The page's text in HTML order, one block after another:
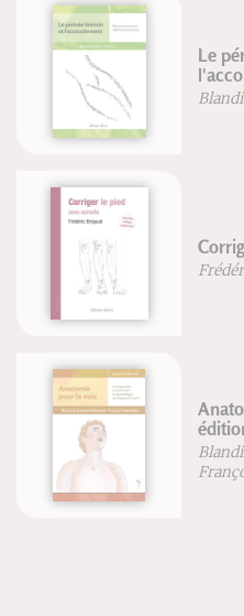
féminin et
Calais-Germain
le pied (nouvelle édition)
pour la voix - Nouvelle
Calais-Germain
Germain